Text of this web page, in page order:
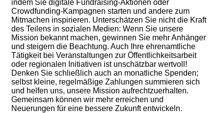
indem Sie digitale Fundraising-Aktionen oder
Crowdfunding-Kampagnen starten und andere zum
Mitmachen inspirieren. Unterschätzen Sie nicht die Kraft
des Teilens in sozialen Medien: Wenn Sie unsere
Mission bekannt machen, gewinnen Sie mehr Anhänger
und steigern die Beachtung. Auch Ihre ehrenamtliche
Tätigkeit bei Veranstaltungen zur Öffentlichkeitsarbeit
oder regionalen Initiativen ist unschätzbar wertvoll!
Denken Sie schließlich auch an monatliche Spenden;
selbst kleine, regelmäßige Zahlungen summieren sich
und helfen uns, unsere Mission aufrechtzuerhalten.
Gemeinsam können wir mehr erreichen und
Neuerungen für eine bessere Zukunft entwickeln.